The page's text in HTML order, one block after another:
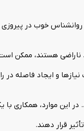
خوب در پیروزی
ناراضی هستند، ممکن
و ایجاد فاصله
در این موارد، همکاری
قرار دهند.